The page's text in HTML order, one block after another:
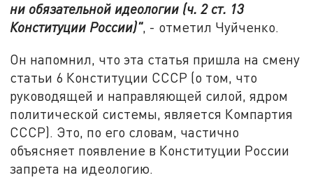
ни обязательной идеологии (ч. 2 ст. 13
Конституции России)", - отметил Чуйченко.
Он напомнил, что эта статья пришла на смену
статьи 6 Конституции СССР (о том, что
руководящей и направляющей силой, ядром
политической системы, является Компартия
СССР). Это, по его словам, частично
объясняет появление в Конституции России
запрета на идеологию.